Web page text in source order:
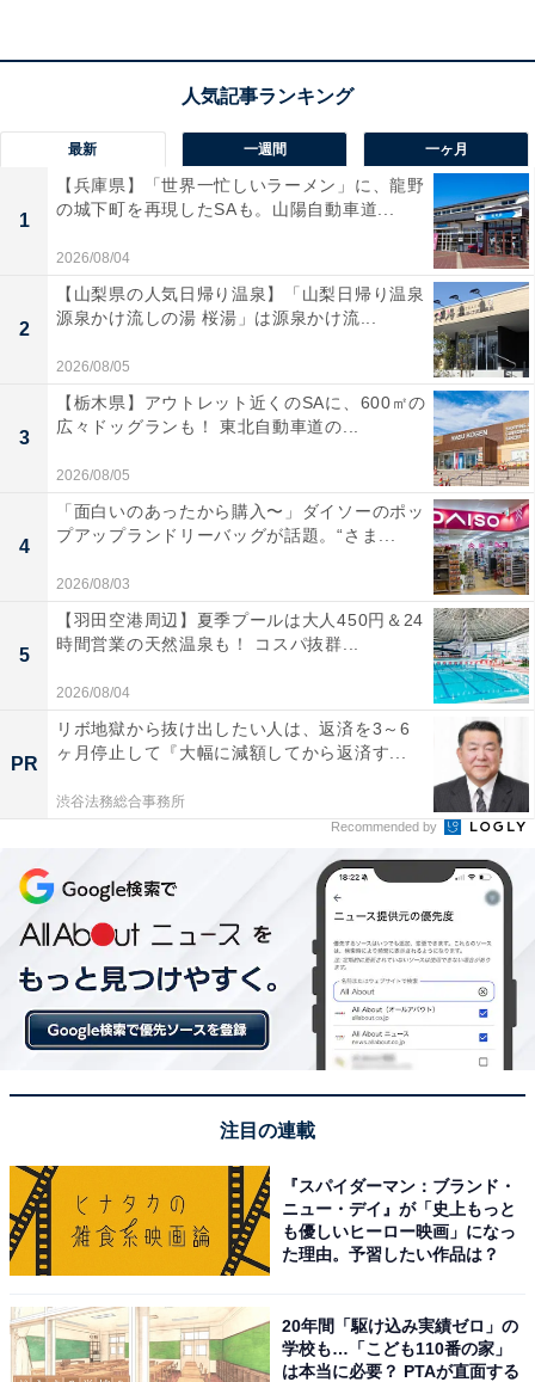
すると最初の商品画面になります。
見たい写真にすぐにたどり着ける
これまでは画面をスライドしないと全ての画像を見られ
なかったので、画像枚数が多く、しかもお目当ての画像
が8枚、9枚となると何度もスライドする必要がありまし
た。今回追加された商品画像一覧の機能を使えば、見た
い画像が9枚目であっても簡単に見ることができます。
ただし商品画像一覧から特定の画像をタップして大きく
表示した場合、次の画像を見るには、これまでと同じく
画面をスライドする必要があります。次の画像を見たい
と思ったら、ついつい左上の「×」をタップしてしまう
のですが、そうすると商品画像一覧が閉じてしまいま
す。
例えば1枚目の写真の次に9枚目を見たいと思ったら、画
像をスライドさせるよりも商品画像一覧をいったん閉じ
てしまった方が、手間がかからないとは思います。見た
い写真が何枚目にあるのかでも、商品画像一覧を使うか
どうかが異なると感じました。
最新 一週間 一ヶ月
1
【兵庫県】「世界一忙しいラーメン」に、龍野
の城下町を再現したSAも。山陽自動車道...
2026/08/04
2
【山梨県の人気日帰り温泉】「山梨日帰り温泉
源泉かけ流しの湯 桜湯」は源泉かけ流...
2026/08/05
3
【栃木県】アウトレット近くのSAに、600㎡の
広々ドッグランも！ 東北自動車道の...
2026/08/05
4
「面白いのあったから購入〜」ダイソーのポッ
プアップランドリーバッグが話題。“さま...
2026/08/03
5
【羽田空港周辺】夏季プールは大人450円＆24
時間営業の天然温泉も！ コスパ抜群...
2026/08/04
PR
リボ地獄から抜け出したい人は、返済を3～6
ヶ月停止して『大幅に減額してから返済す...
渋谷法務総合事務所
Recommended by
注目の連載
『スパイダーマン：ブランド・
ニュー・デイ』が「史上もっと
も優しいヒーロー映画」になっ
た理由。予習したい作品は？
20年間「駆け込み実績ゼロ」の
学校も…「こども110番の家」
は本当に必要？ PTAが直面する